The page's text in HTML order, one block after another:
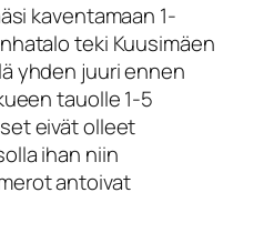
kaventamaan 1-
teki Kuusimäen
yhden juuri ennen
tauolle 1-5
eivät olleet
ihan niin
antoivat